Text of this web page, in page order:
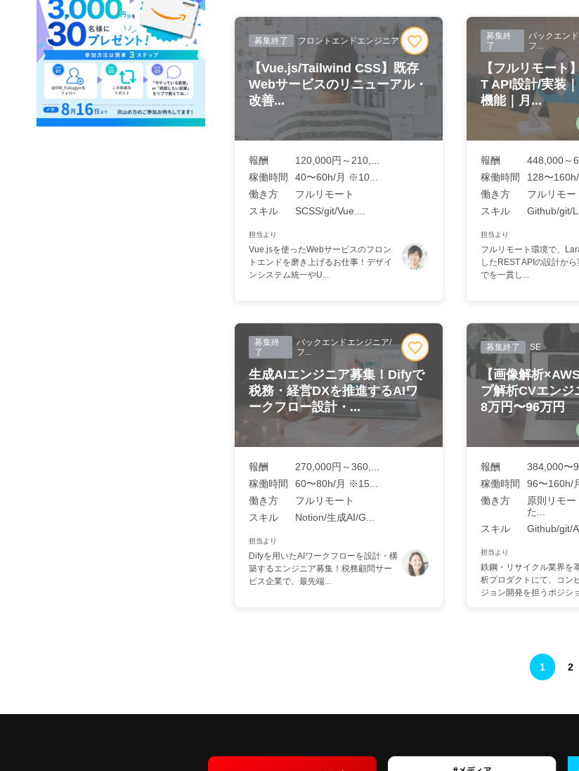
募集終了 フロントエンドエンジニア
【Vue.js/Tailwind CSS】既存
Webサービスのリニューアル・
改善...
報酬
120,000円～210,...
稼働時間
40〜60h/月 ※10...
働き方
フルリモート
スキル
SCSS/git/Vue....
担当より
Vue.jsを使ったWebサービスのフロン
トエンドを磨き上げるお仕事！デザイ
ンシステム統一やU...
募集終
了
バックエン
フ...
【フルリモート
T API設計/実装
機能｜月...
報酬
448,000～
稼働時間
128〜
働き方
フルリモー
スキル
Github/git/
担当より
フルリモート環境で、
したREST APIの設計から
でを一貫し...
募集終
了
バックエンドエンジニア/
フ...
生成AIエンジニア募集！Difyで
税務・経営DXを推進するAIワ
ークフロー設計・...
報酬
270,000円～360,...
稼働時間
60〜80h/月 ※15...
働き方
フルリモート
スキル
Notion/生成AI/G...
担当より
Difyを用いたAIワークフローを設計・構
築するエンジニア募集！税務顧問サー
ビス企業で、最先端...
募集終了 SE
【画像解析
プ解析CVエンジ
8万円〜96万円
報酬
384,000〜
稼働時間
96〜160h/
働き方
原則リモ
た...
スキル
Github/git/
担当より
鉄鋼・リサイクル業界を
析プロダクトにて、コン
ジョン開発を担うポジシ
1 2